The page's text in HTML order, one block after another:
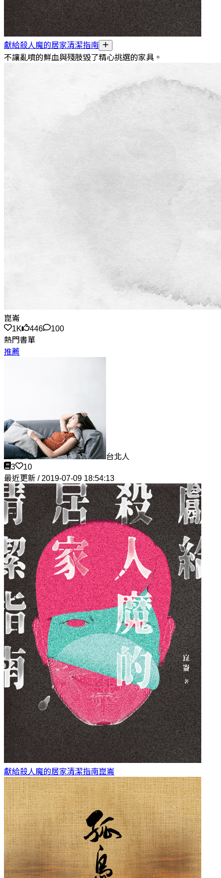
獻給殺人魔的居家清潔指南
不讓亂噴的鮮血與殘肢毀了精心挑選的家具。
崑崙
1K
446
100
熱門書單
推薦
台北人
3
10
最近更新 / 2019-07-09 18:54:13
獻給殺人魔的居家清潔指南崑崙